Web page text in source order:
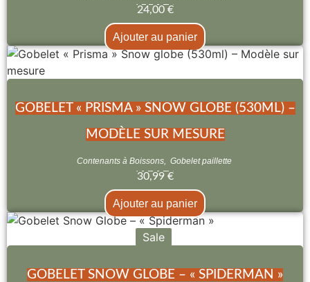
24,00 €
Ajouter au panier
GOBELET « PRISMA » SNOW GLOBE (530ML) –
MODÈLE SUR MESURE
Contenants à Boissons, Gobelet paillette
30,99 €
Ajouter au panier
Sale
GOBELET SNOW GLOBE – « SPIDERMAN »